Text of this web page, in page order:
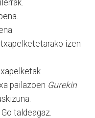
izen-
pailazoen Gurekin
taldeagaz.